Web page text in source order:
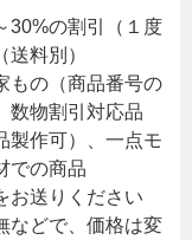
30%の割引（１度
料別）
もの（商品番号の
数物割引対応品
製作可）、一点モ
での商品
お送りください
などで、価格は変